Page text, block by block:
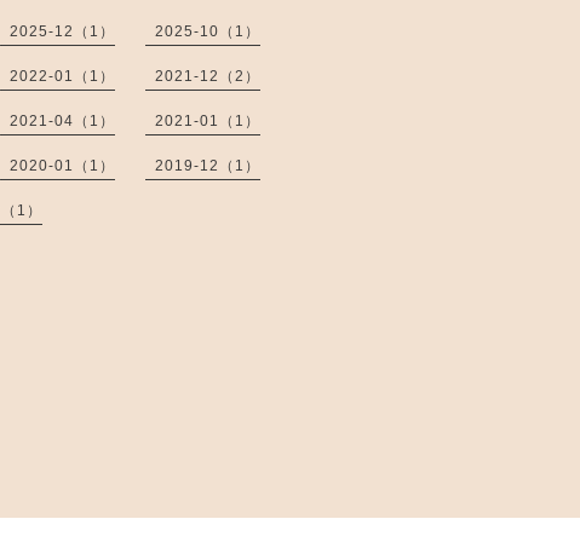
2025-12（1） 2025-10（1）
2022-01（1） 2021-12（2）
2021-04（1） 2021-01（1）
2020-01（1） 2019-12（1）
1）